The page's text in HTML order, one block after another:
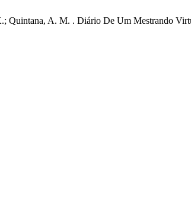
Quintana, A. M. . Diário De Um Mestrando